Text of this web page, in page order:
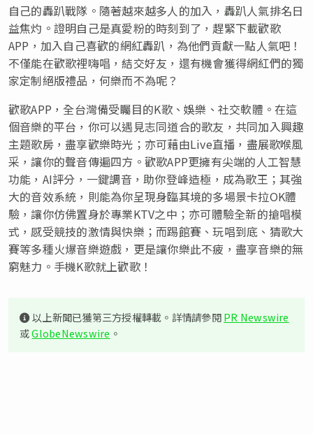
自己的轟趴戰隊。隨著越來越多人的加入，轟趴人氣排名日
益焦灼。證明自己是真愛粉的時刻到了，趕緊下載歡歌
APP，加入自己喜歡的網紅轟趴，為他們貢獻一點人氣吧！
不僅能在歡歌裡嗨唱，結交好友，還有機會獲得網紅們的獨
家定制絕版禮品，何樂而不為呢？
歡歌APP，全台灣備受矚目的K歌、娛樂、社交軟體。在這
個音樂的平台，你可以遇見志同道合的歌友，共同加入興趣
主題歌房，盡享歡樂時光；亦可藉由Live直播，盡展歌喉風
采，讓你的聲音傳遍四方。歡歌APP更擁有尖端的人工智慧
功能，AI評分，一鍵調音，助你登峰造極，成為歌王；其強
大的音效系統，則能為你呈現身臨其境的多場景卡拉OK體
驗，讓你仿佛置身於專業KTV之中；亦可體驗全新的搶唱模
式，感受競技的激情與快樂；而踢館賽、玩唱到底、猜歌大
賽等多種火爆音樂遊戲，更是讓你樂此不疲，盡享音樂的無
窮魅力。手機K歌就上歡歌！
以上新聞已獲第三方授權轉載。詳情請參閱PR Newswire
或GlobeNewswire 。